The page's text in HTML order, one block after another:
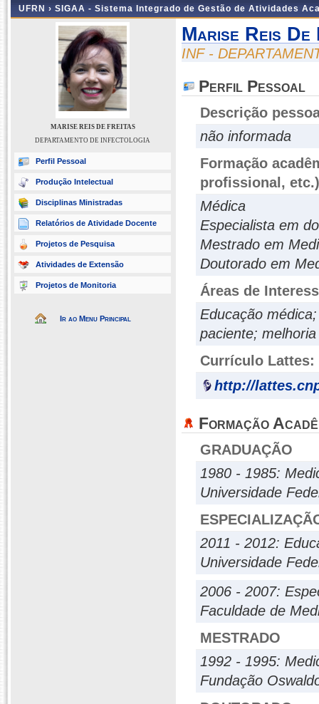
UFRN › SIGAA - Sistema Integrado de Gestão de Atividades
MARISE REIS DE FREITAS
DEPARTAMENTO DE INFECTOLOGIA
Perfil Pessoal
Produção Intelectual
Disciplinas Ministradas
Relatórios de Atividade Docente
Projetos de Pesquisa
Atividades de Extensão
Projetos de Monitoria
Ir ao Menu Principal
Marise Reis
INF -
Perfil Pessoal
Descrição
não informada
Formação
profissional, etc.)
Médica
Especialista em
Mestrado em
Doutorado em
Áreas de
Educação
paciente;
Currículo Lattes:
http://
Formação
GRADUAÇÃO
1980 - 1985:
Universidade
2011 - 2012:
Universidade
2006 - 2007:
Faculdade de
MESTRADO
1992 - 1995:
Fundação